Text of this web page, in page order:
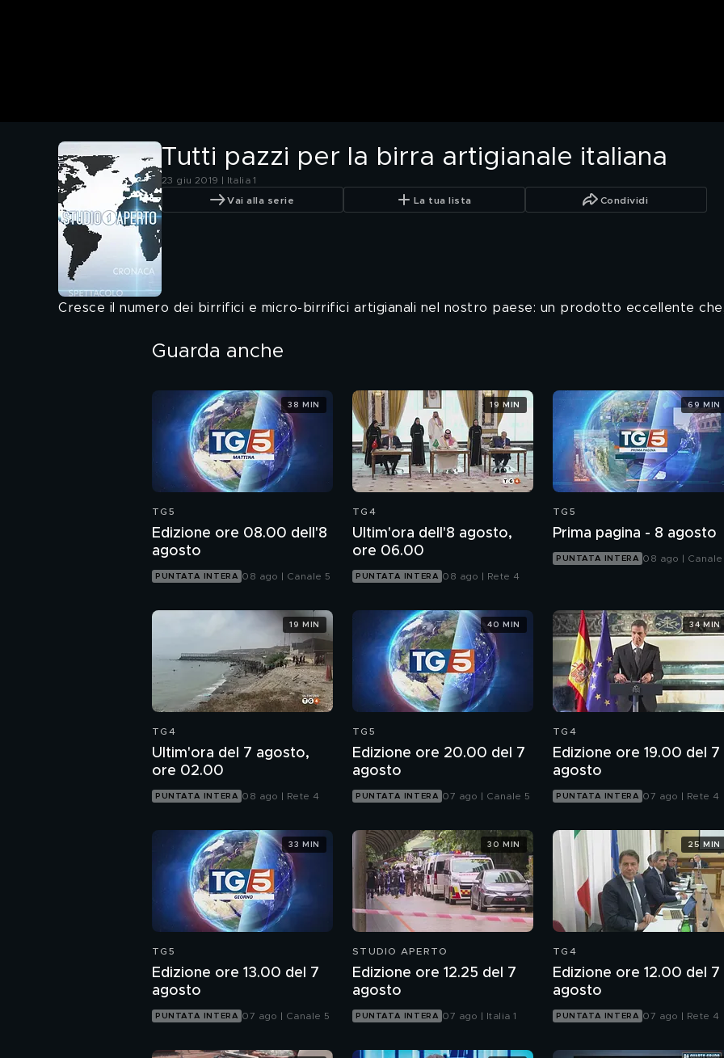
Tutti pazzi per la birra artigianale italiana
23 giu 2019 | Italia 1
Vai alla serie La tua lista Condividi
Cresce il numero dei birrifici e micro-birrifici artigianali nel nostro paese: un prodotto eccellente
Guarda anche
TG5
Edizione ore 08.00 dell'8
agosto
PUNTATA INTERA 08 ago | Canale 5
38 MIN
TG4
Ultim'ora dell'8 agosto,
ore 06.00
PUNTATA INTERA 08 ago | Rete 4
19 MIN
TG5
Prima pagina - 8 agosto
PUNTATA INTERA 08 ago | Canale
69 MIN
TG4
Ultim'ora del 7 agosto,
ore 02.00
PUNTATA INTERA 08 ago | Rete 4
19 MIN
TG5
Edizione ore 20.00 del 7
agosto
PUNTATA INTERA 07 ago | Canale 5
40 MIN
TG4
Edizione ore 19.00 del 7
agosto
PUNTATA INTERA 07 ago | Rete 4
34 MIN
TG5
Edizione ore 13.00 del 7
agosto
PUNTATA INTERA 07 ago | Canale 5
33 MIN
STUDIO APERTO
Edizione ore 12.25 del 7
agosto
PUNTATA INTERA 07 ago | Italia 1
30 MIN
TG4
Edizione ore 12.00 del 7
agosto
PUNTATA INTERA 07 ago | Rete 4
25 MIN